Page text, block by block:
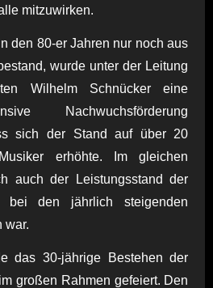
mitzuwirken.
den 80-er Jahren nur noch aus
wurde unter der Leitung
Wilhelm Schnücker eine
Nachwuchsförderung
sich der Stand auf über 20
erhöhte. Im gleichen
auch der Leistungsstand der
bei den jährlich steigenden
war.
das 30-jährige Bestehen der
großen Rahmen gefeiert. Den